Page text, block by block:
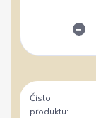
Číslo
produktu: